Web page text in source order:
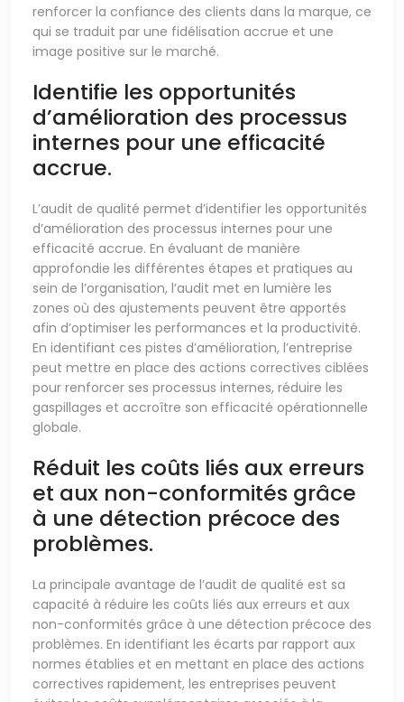
renforcer la confiance des clients dans la marque, ce
qui se traduit par une fidélisation accrue et une
image positive sur le marché.
Identifie les opportunités
d’amélioration des processus
internes pour une efficacité
accrue.
L’audit de qualité permet d’identifier les opportunités
d’amélioration des processus internes pour une
efficacité accrue. En évaluant de manière
approfondie les différentes étapes et pratiques au
sein de l’organisation, l’audit met en lumière les
zones où des ajustements peuvent être apportés
afin d’optimiser les performances et la productivité.
En identifiant ces pistes d’amélioration, l’entreprise
peut mettre en place des actions correctives ciblées
pour renforcer ses processus internes, réduire les
gaspillages et accroître son efficacité opérationnelle
globale.
Réduit les coûts liés aux erreurs
et aux non-conformités grâce
à une détection précoce des
problèmes.
La principale avantage de l’audit de qualité est sa
capacité à réduire les coûts liés aux erreurs et aux
non-conformités grâce à une détection précoce des
problèmes. En identifiant les écarts par rapport aux
normes établies et en mettant en place des actions
correctives rapidement, les entreprises peuvent